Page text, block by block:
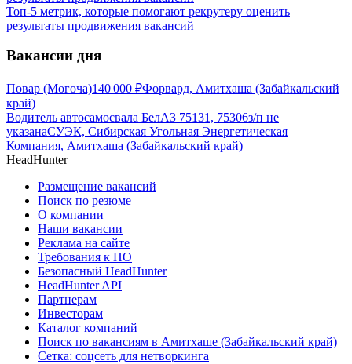
Топ-5 метрик, которые помогают рекрутеру оценить
результаты продвижения вакансий
Вакансии дня
Повар (Могоча)140 000 ₽Форвард, Амитхаша (Забайкальский
край)
Водитель автосамосвала БелАЗ 75131, 75306з/п не
указанаСУЭК, Сибирская Угольная Энергетическая
Компания, Амитхаша (Забайкальский край)
HeadHunter
Размещение вакансий
Поиск по резюме
О компании
Наши вакансии
Реклама на сайте
Требования к ПО
Безопасный HeadHunter
HeadHunter API
Партнерам
Инвесторам
Каталог компаний
Поиск по вакансиям в Амитхаше (Забайкальский край)
Сетка: соцсеть для нетворкинга